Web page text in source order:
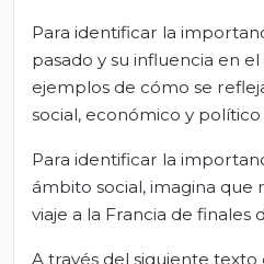
Para identificar la
pasado y su influencia en
ejemplos de cómo se
social, económico y
Para identificar la
ámbito social, imagina que
viaje a la Francia de finales
A través del siguiente